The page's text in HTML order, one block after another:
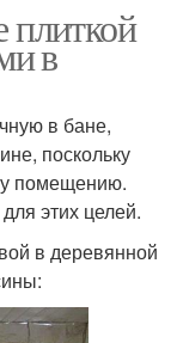
плиткой
в
в бане,
поскольку
помещению.
этих целей.
в деревянной